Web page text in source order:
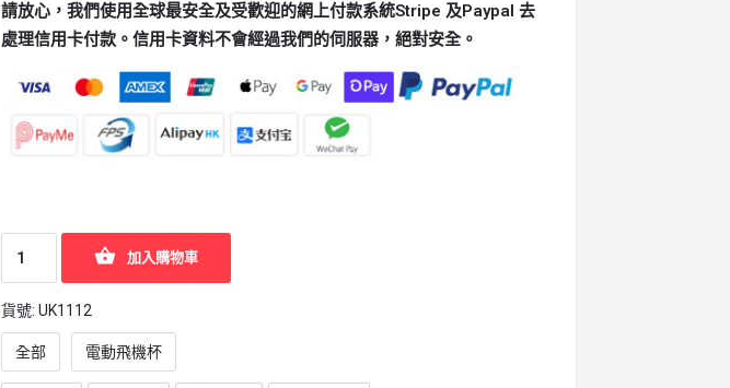
請放心，我們使用全球最安全及受歡迎的網上付款系統Stripe 及Paypal 去
處理信用卡付款。信用卡資料不會經過我們的伺服器，絕對安全。
加入購物車
貨號: UK1112
全部 電動飛機杯